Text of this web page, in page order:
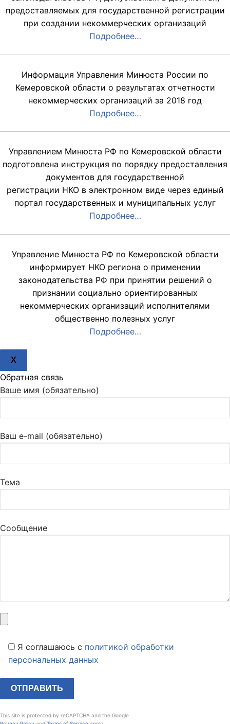
предоставляемых для государственной регистрации
при создании некоммерческих организаций
Подробнее…
Информация Управления Минюста России по
Кемеровской области о результатах отчетности
некоммерческих организаций за 2018 год
Подробнее…
Управлением Минюста РФ по Кемеровской области
подготовлена инструкция по порядку предоставления
документов для государственной
регистрации НКО в электронном виде через единый
портал государственных и муниципальных услуг
Подробнее…
Управление Минюста РФ по Кемеровской области
информирует НКО региона о применении
законодательства РФ при принятии решений о
признании социально ориентированных
некоммерческих организаций исполнителями
общественно полезных услуг
Подробнее…
X
Обратная связь
Ваше имя (обязательно)
Ваш e-mail (обязательно)
Тема
Сообщение
Я соглашаюсь c политикой обработки
персональных данных
This site is protected by reCAPTCHA and the Google